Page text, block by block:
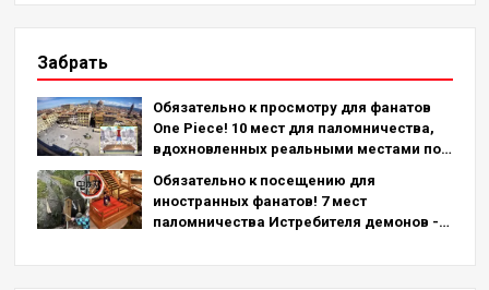
Забрать
Обязательно к просмотру для фанатов
One Piece! 10 мест для паломничества,
вдохновленных реальными местами по
Обязательно к посещению для
иностранных фанатов! 7 мест
паломничества Истребителя демонов -